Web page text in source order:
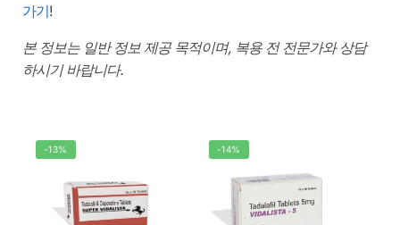
가기!
본 정보는 일반 정보 제공 목적이며, 복용 전 전문가와 상담
하시기 바랍니다.
-13% -14%